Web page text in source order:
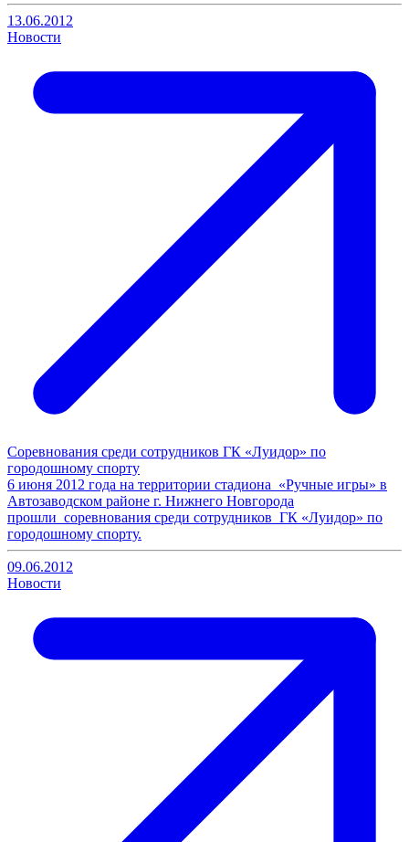
13.06.2012
Новости
Cоревнования среди сотрудников ГК «Луидор» по
городошному спорту
6 июня 2012 года на территории стадиона «Ручные игры» в
Автозаводском районе г. Нижнего Новгорода
прошли соревнования среди сотрудников ГК «Луидор» по
городошному спорту.
09.06.2012
Новости